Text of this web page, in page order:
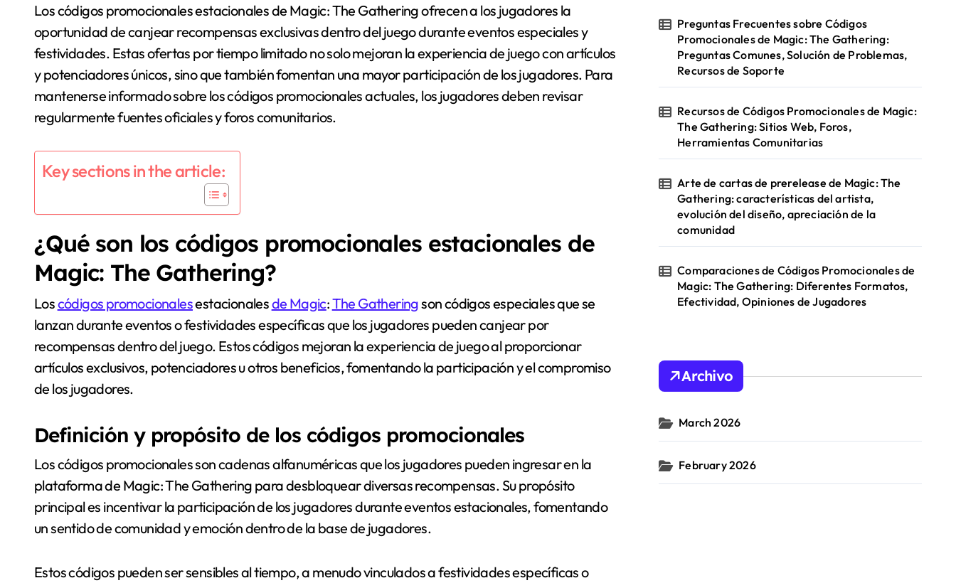
Los códigos promocionales estacionales de Magic: The Gathering ofrecen a los jugadores la
oportunidad de canjear recompensas exclusivas dentro del juego durante eventos especiales y
festividades. Estas ofertas por tiempo limitado no solo mejoran la experiencia de juego con artículos
y potenciadores únicos, sino que también fomentan una mayor participación de los jugadores. Para
mantenerse informado sobre los códigos promocionales actuales, los jugadores deben revisar
regularmente fuentes oficiales y foros comunitarios.
Key sections in the article:
¿Qué son los códigos promocionales estacionales de
Magic: The Gathering?
Loscódigos promocionalesestacionalesde Magic:The Gatheringson códigos especiales que se
lanzan durante eventos o festividades específicas que los jugadores pueden canjear por
recompensas dentro del juego. Estos códigos mejoran la experiencia de juego al proporcionar
artículos exclusivos, potenciadores u otros beneficios, fomentando la participación y el compromiso
de los jugadores.
Definición y propósito de los códigos promocionales
Los códigos promocionales son cadenas alfanuméricas que los jugadores pueden ingresar en la
plataforma de Magic: The Gathering para desbloquear diversas recompensas. Su propósito
principal es incentivar la participación de los jugadores durante eventos estacionales, fomentando
un sentido de comunidad y emoción dentro de la base de jugadores.
Estos códigos pueden ser sensibles al tiempo, a menudo vinculados a festividades específicas o
Preguntas Frecuentes sobre Códigos
Promocionales de Magic: The Gathering:
Preguntas Comunes, Solución de Problemas,
Recursos de Soporte
Recursos de Códigos Promocionales de Magic:
The Gathering: Sitios Web, Foros,
Herramientas Comunitarias
Arte de cartas de prerelease de Magic: The
Gathering: características del artista,
evolución del diseño, apreciación de la
comunidad
Comparaciones de Códigos Promocionales de
Magic: The Gathering: Diferentes Formatos,
Efectividad, Opiniones de Jugadores
Archivo
March 2026
February 2026